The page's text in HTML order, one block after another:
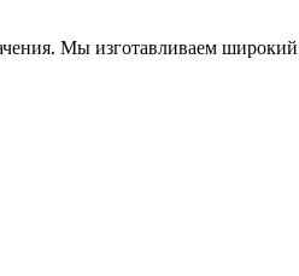
Мы изготавливаем широкий